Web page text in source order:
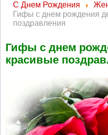
С Днем Рождения
Гифы с днем рождения
поздравления
Гифы с днем
красивые